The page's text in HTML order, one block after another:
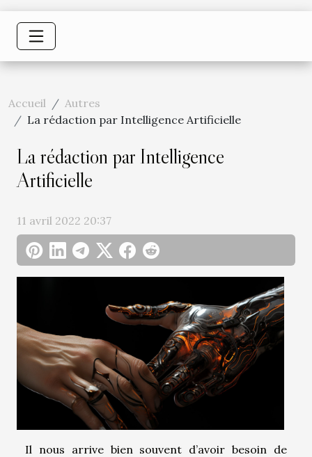
Accueil
Autres
La rédaction par Intelligence Artificielle
La rédaction par Intelligence
Artificielle
11 avril 2022 20:37
Il nous arrive bien souvent d’avoir besoin de